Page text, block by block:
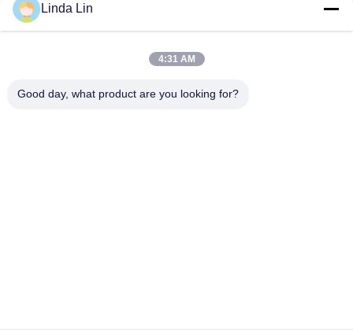
ML W164 Mercedes Hava Süspansiyonlu Hava Yaylı Çanta
A1643206113 A1643206013
Oto Yedek Parça A1663201313 Ön Sol Süspansiyon Hava Yayı
Linda Lin
4:31 AM
Good day, what product are you looking for?